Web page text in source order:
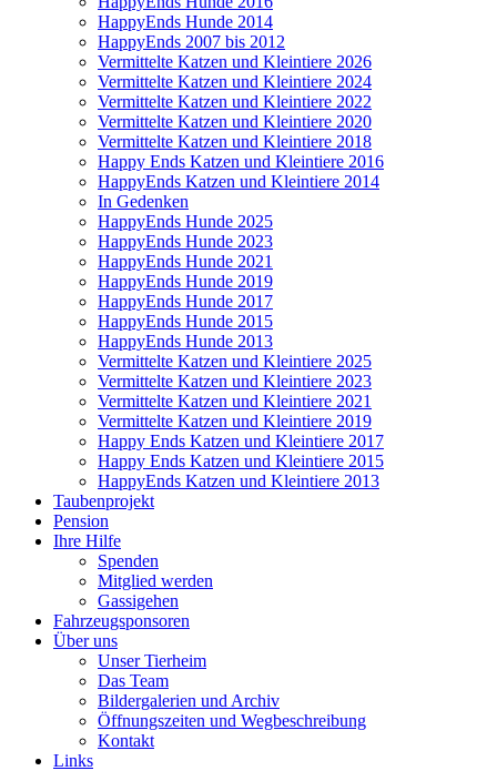
HappyEnds Hunde 2014
HappyEnds 2007 bis 2012
Vermittelte Katzen und Kleintiere 2026
Vermittelte Katzen und Kleintiere 2024
Vermittelte Katzen und Kleintiere 2022
Vermittelte Katzen und Kleintiere 2020
Vermittelte Katzen und Kleintiere 2018
Happy Ends Katzen und Kleintiere 2016
HappyEnds Katzen und Kleintiere 2014
In Gedenken
HappyEnds Hunde 2025
HappyEnds Hunde 2023
HappyEnds Hunde 2021
HappyEnds Hunde 2019
HappyEnds Hunde 2017
HappyEnds Hunde 2015
HappyEnds Hunde 2013
Vermittelte Katzen und Kleintiere 2025
Vermittelte Katzen und Kleintiere 2023
Vermittelte Katzen und Kleintiere 2021
Vermittelte Katzen und Kleintiere 2019
Happy Ends Katzen und Kleintiere 2017
Happy Ends Katzen und Kleintiere 2015
HappyEnds Katzen und Kleintiere 2013
Taubenprojekt
Pension
Ihre Hilfe
Spenden
Mitglied werden
Gassigehen
Fahrzeugsponsoren
Über uns
Unser Tierheim
Das Team
Bildergalerien und Archiv
Öffnungszeiten und Wegbeschreibung
Kontakt
Links